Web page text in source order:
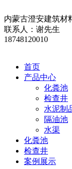
内蒙古澄安建筑材
联系人：谢先生
18748120010
首页
产品中心
化粪池
检查井
水泥制
隔油池
水渠
化粪池
检查井
案例展示